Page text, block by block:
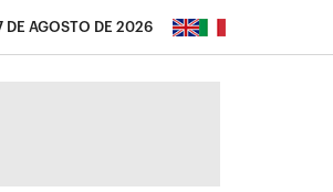
DE AGOSTO DE 2026